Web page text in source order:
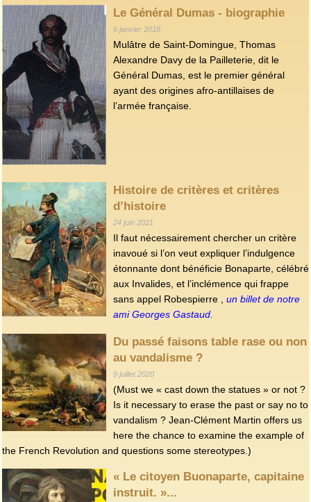
Le Général Dumas - biographie
6 janvier 2018
Mulâtre de Saint-Domingue, Thomas
Alexandre Davy de la Pailleterie, dit le
Général Dumas, est le premier général
ayant des origines afro-antillaises de
l’armée française.
Histoire de critères et critères
d’histoire
24 juin 2021
Il faut nécessairement chercher un critère
inavoué si l’on veut expliquer l’indulgence
étonnante dont bénéficie Bonaparte, célébré
aux Invalides, et l’inclémence qui frappe
sans appel Robespierre ,
un billet de notre
ami Georges Gastaud.
Du passé faisons table rase ou non
au vandalisme ?
9 juillet 2020
(Must we « cast down the statues » or not ?
Is it necessary to erase the past or say no to
vandalism ? Jean-Clément Martin offers us
here the chance to examine the example of
the French Revolution and questions some stereotypes.)
« Le citoyen Buonaparte, capitaine
instruit. »...